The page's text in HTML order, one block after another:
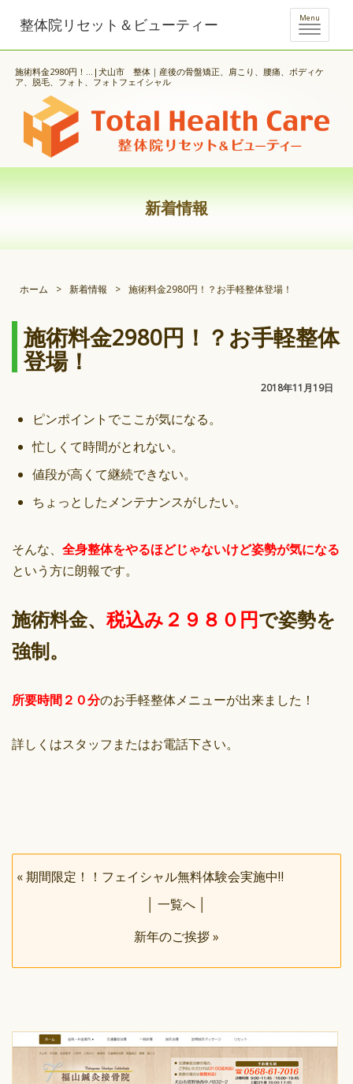
施術料金2980円！...|犬山市 整体｜産後の骨盤矯正、肩こり、腰痛、ボディケ
ア、脱毛、フォト、フォトフェイシャル
整体院リセット＆ビューティー Menu
新着情報
ホーム > 新着情報 > 施術料金2980円！？お手軽整体登場！
施術料金2980円！？お手軽整体
登場！
2018年11月19日
ピンポイントでここが気になる。
忙しくて時間がとれない。
値段が高くて継続できない。
ちょっとしたメンテナンスがしたい。
そんな、 全身整体をやるほどじゃないけど姿勢が気になる
という方に朗報です。
施術料金、 税込み２９８０円で姿勢を
強制。
所要時間２０分のお手軽整体メニューが出来ました！
詳しくはスタッフまたはお電話下さい。
«期間限定！！フェイシャル無料体験会実施中‼
一覧へ
新年のご挨拶»